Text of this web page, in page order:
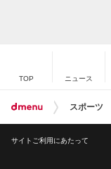
TOP ニュース
スポーツ
サイトご利用にあたって